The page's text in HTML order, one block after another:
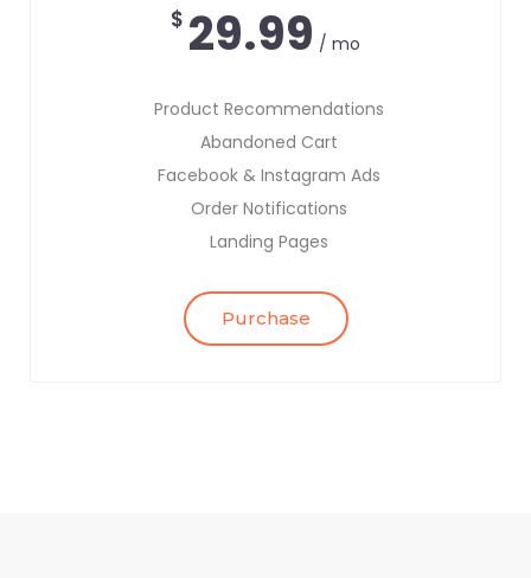
$ 29.99 / mo
Product Recommendations
Abandoned Cart
Facebook & Instagram Ads
Order Notifications
Landing Pages
Purchase